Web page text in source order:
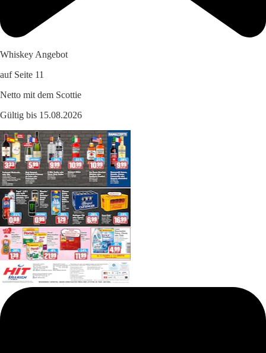
Whiskey Angebot
auf Seite 11
Netto mit dem Scottie
Gültig bis 15.08.2026